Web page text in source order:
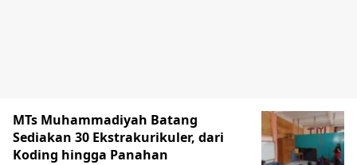
MTs Muhammadiyah Batang
Sediakan 30 Ekstrakurikuler, dari
Koding hingga Panahan